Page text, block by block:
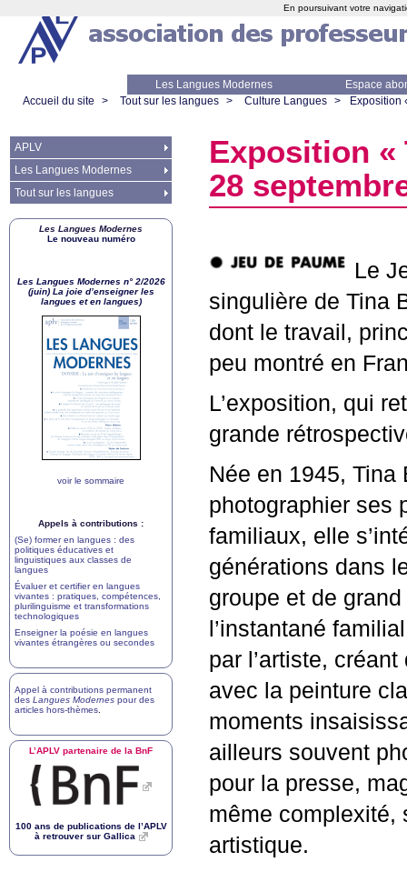
Les Langues Modernes
Espace
Accueil du site
> Tout sur les langues > Culture Langues > Exposition
Exposition «
28
Le
singulière de Tina
dont le travail,
peu montré en
L’exposition, qui
grande
Née en 1945,
photographier ses
familiaux, elle
générations dans
groupe et de
l’instantané
par l’artiste,
avec la peinture
moments
ailleurs souvent
pour la presse,
même complexité,
artistique.
APLV
Les Langues Modernes
Tout sur les langues
Les Langues Modernes
Le nouveau numéro
Les Langues Modernes n° 2/2026
(juin) La joie d’enseigner les
langues et en langues)
voir le sommaire
Appels à contributions :
(Se) former en langues : des
politiques éducatives et
linguistiques aux classes de
langues
Évaluer et certifier en langues
vivantes : pratiques, compétences,
plurilinguisme et transformations
technologiques
Enseigner la poésie en langues
vivantes étrangères ou secondes
Appel à contributions permanent
des Langues Modernes pour des
articles hors-thèmes
L’APLV partenaire de la BnF
100 ans de publications de l’APLV
à retrouver sur Gallica
En poursuivant votre